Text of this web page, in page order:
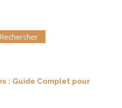
: Guide Complet pour